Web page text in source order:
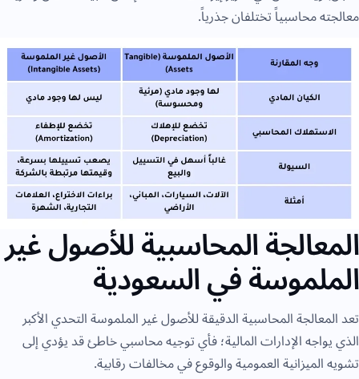
معالجته محاسبياً تختلفان جذرياً.
المعالجة المحاسبية للأصول غير
الملموسة في السعودية
تعد المعالجة المحاسبية الدقيقة للأصول غير الملموسة التحدي الأكبر
الذي يواجه الإدارات المالية؛ فأي توجيه محاسبي خاطئ قد يؤدي إلى
تشويه الميزانية العمومية والوقوع في مخالفات رقابية.